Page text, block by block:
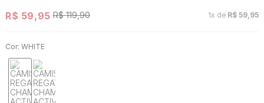
R$ 59,95 R$ 119,90 1x de R$ 59 95
Cor: WHITE